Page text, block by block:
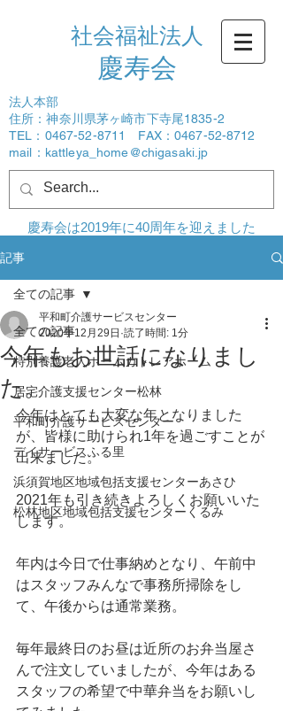
社会福祉法人
​慶寿会
法人本部
住所：神奈川県茅ヶ崎市下寺尾1835-2
TEL：0467-52-8711 FAX：0467-52-8712
mail： kattleya_home@chigasaki.jp
ログイン
慶寿会は2019年に40周年を迎えました
記事
全ての記事
特別養護老人ホームカトレアホーム
居宅介護支援センター松林
平和町介護サービスセンター
デイサービスふる里
浜須賀地区地域包括支援センターあさひ
松林地区地域包括支援センターくるみ
全ての記事
今年もお世話になりまし
た。
平和町介護サービスセンター
2020年12月29日 読了時間: 1分
今年はとても大変な年となりました
が、皆様に助けられ1年を過ごすことが
出来ました。
2021年も引き続きよろしくお願いいた
します。
年内は今日で仕事納めとなり、午前中
はスタッフみんなで事務所掃除をし
て、午後からは通常業務。
毎年最終日のお昼は近所のお弁当屋さ
んで注文していましたが、今年はある
スタッフの希望で中華弁当をお願いし